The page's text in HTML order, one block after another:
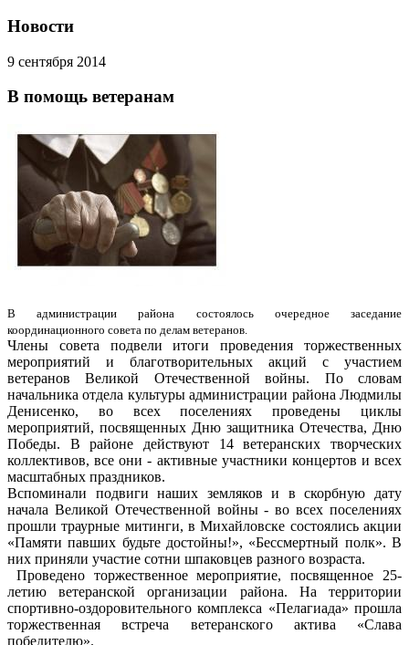
Новости
9 сентября 2014
В помощь ветеранам
В администрации района состоялось очередное заседание
координационного совета по делам ветеранов.
Члены совета подвели итоги проведения торжественных
мероприятий и благотворительных акций с участием
ветеранов Великой Отечественной войны. По словам
начальника отдела культуры администрации района Людмилы
Денисенко, во всех поселениях проведены циклы
мероприятий, посвященных Дню защитника Отечества, Дню
Победы. В районе действуют 14 ветеранских творческих
коллективов, все они - активные участники концертов и всех
масштабных праздников.
Вспоминали подвиги наших земляков и в скорбную дату
начала Великой Отечественной войны - во всех поселениях
прошли траурные митинги, в Михайловске состоялись акции
«Памяти павших будьте достойны!», «Бессмертный полк». В
них приняли участие сотни шпаковцев разного возраста.
Проведено торжественное мероприятие, посвященное 25-
летию ветеранской организации района. На территории
спортивно-оздоровительного комплекса «Пелагиада» прошла
торжественная встреча ветеранского актива «Слава
победителю».